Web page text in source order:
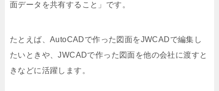
面データを共有すること」です。
たとえば、AutoCADで作った図面をJWCADで編集し
たいときや、JWCADで作った図面を他の会社に渡すと
きなどに活躍します。